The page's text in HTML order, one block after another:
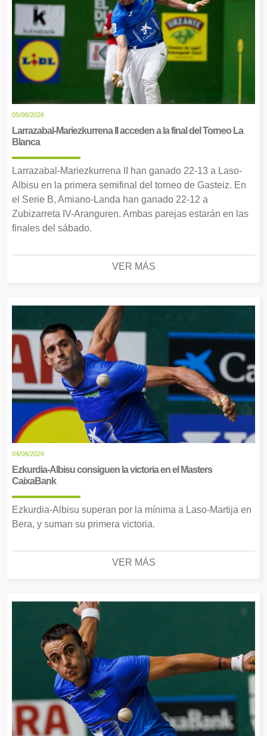
05/08/2026
Larrazabal-Mariezkurrena II acceden a la final del Torneo La
Blanca
Larrazabal-Mariezkurrena II han ganado 22-13 a Laso-
Albisu en la primera semifinal del torneo de Gasteiz. En
el Serie B, Amiano-Landa han ganado 22-12 a
Zubizarreta IV-Aranguren. Ambas parejas estarán en las
finales del sábado.
VER MÁS
04/08/2026
Ezkurdia-Albisu consiguen la victoria en el Masters
CaixaBank
Ezkurdia-Albisu superan por la mínima a Laso-Martija en
Bera, y suman su primera victoria.
VER MÁS